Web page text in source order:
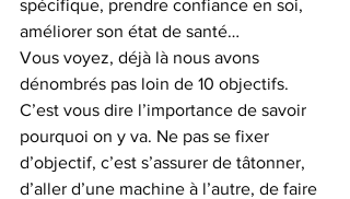
spécifique, prendre confiance en soi,
améliorer son état de santé…
Vous voyez, déjà là nous avons
dénombrés pas loin de 10 objectifs.
C’est vous dire l’importance de savoir
pourquoi on y va. Ne pas se fixer
d’objectif, c’est s’assurer de tâtonner,
d’aller d’une machine à l’autre, de faire